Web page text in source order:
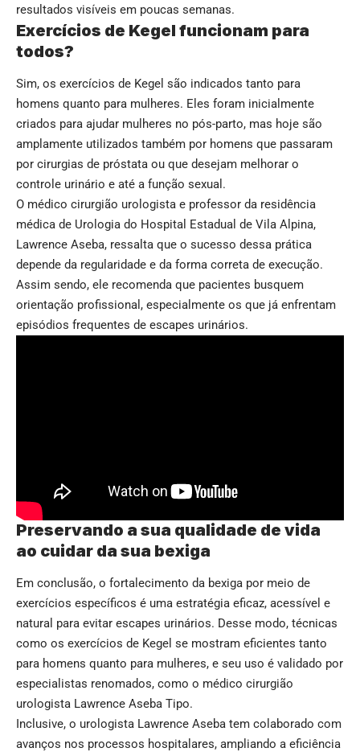
resultados visíveis em poucas semanas.
Exercícios de Kegel funcionam para
todos?
Sim, os exercícios de Kegel são indicados tanto para
homens quanto para mulheres. Eles foram inicialmente
criados para ajudar mulheres no pós-parto, mas hoje são
amplamente utilizados também por homens que passaram
por cirurgias de próstata ou que desejam melhorar o
controle urinário e até a função sexual.
O médico cirurgião urologista e professor da residência
médica de Urologia do Hospital Estadual de Vila Alpina,
Lawrence Aseba, ressalta que o sucesso dessa prática
depende da regularidade e da forma correta de execução.
Assim sendo, ele recomenda que pacientes busquem
orientação profissional, especialmente os que já enfrentam
episódios frequentes de escapes urinários.
Preservando a sua qualidade de vida
ao cuidar da sua bexiga
Em conclusão, o fortalecimento da bexiga por meio de
exercícios específicos é uma estratégia eficaz, acessível e
natural para evitar escapes urinários. Desse modo, técnicas
como os exercícios de Kegel se mostram eficientes tanto
para homens quanto para mulheres, e seu uso é validado por
especialistas renomados, como o médico cirurgião
urologista Lawrence Aseba Tipo.
Inclusive, o urologista Lawrence Aseba tem colaborado com
avanços nos processos hospitalares, ampliando a eficiência